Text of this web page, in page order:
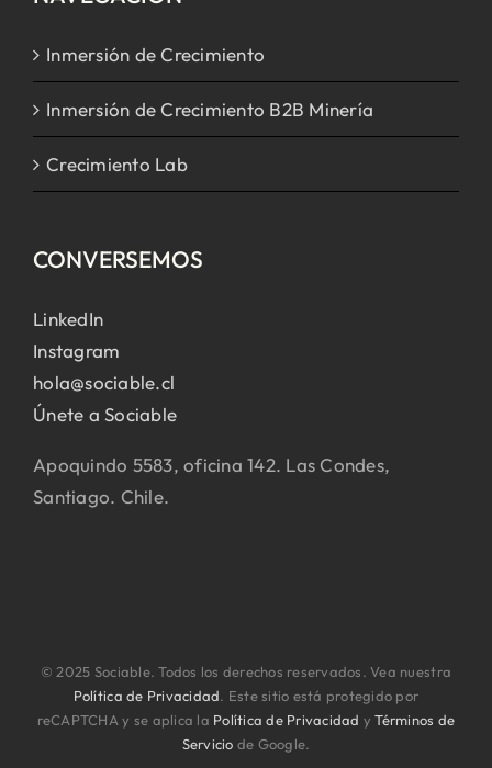
Inmersión de Crecimiento
Inmersión de Crecimiento B2B Minería
Crecimiento Lab
CONVERSEMOS
LinkedIn
Instagram
hola@sociable.cl
Únete a Sociable
Apoquindo 5583, oficina 142. Las Condes,
Santiago. Chile.
© 2025 Sociable. Todos los derechos reservados. Vea nuestra
Política de Privacidad. Este sitio está protegido por
reCAPTCHA y se aplica la Política de Privacidad yTérminos de
Servicio de Google.